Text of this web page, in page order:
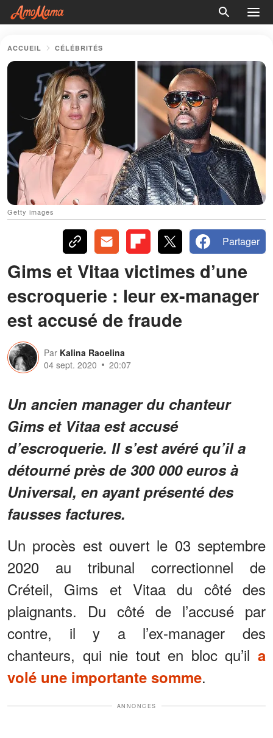
ACCUEIL CÉLÉBRITÉS
Getty images
Partager
Gims et Vitaa victimes d’une
escroquerie : leur ex-manager
est accusé de fraude
Par Kalina Raoelina
04 sept. 2020
20:07
Un ancien manager du chanteur
Gims et Vitaa est accusé
d’escroquerie. Il s’est avéré qu’il a
détourné près de 300 000 euros à
Universal, en ayant présenté des
fausses factures.
Un procès est ouvert le 03 septembre
2020 au tribunal correctionnel de
Créteil, Gims et Vitaa du côté des
plaignants. Du côté de l’accusé par
contre, il y a l’ex-manager des
chanteurs, qui nie tout en bloc qu’il a
volé une importante somme.
ANNONCES